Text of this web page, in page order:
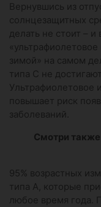
Вернувшись из
солнцезащитных
делать не стоит –
зимой» на самом
типа С не
Ультрафиолетовое
повышает риск
заболеваний.
Смотри
95% возрастных
типа А, которые
любое время года.